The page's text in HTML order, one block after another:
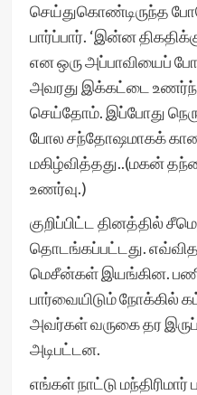
செய்துகொண்டிருந்த
பார்ப்பார். ‘இன்ன
என ஒரு அப்பாவியைப்
அவரது இக்கட்டை
செய்தோம். இப்போது
போல சந்தோஷமாகக்
மகிழ்வித்தது..(மகன்
உணர்வு.)
குறிப்பிட்ட தினத்தில்
தொடங்கப்பட்டது.
மெசீன்கள் இயங்கின.
பார்வையிடும் நோக்கில்
அவர்கள் வருகை தர
அடிபட்டன.
எங்கள் நாட்டு